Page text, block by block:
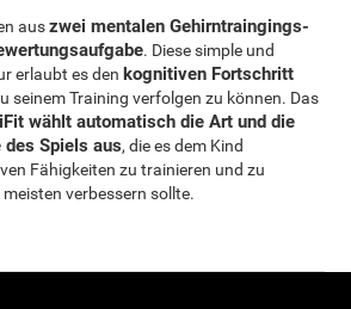
auszwei mentalen Gehirntraingings-
. Diese simple und
erlaubt es den kognitiven Fortschritt
seinem Training verfolgen zu können. Das
wählt automatisch die Art und die
Spiels aus, die es dem Kind
Fähigkeiten zu trainieren und zu
verbessern sollte.